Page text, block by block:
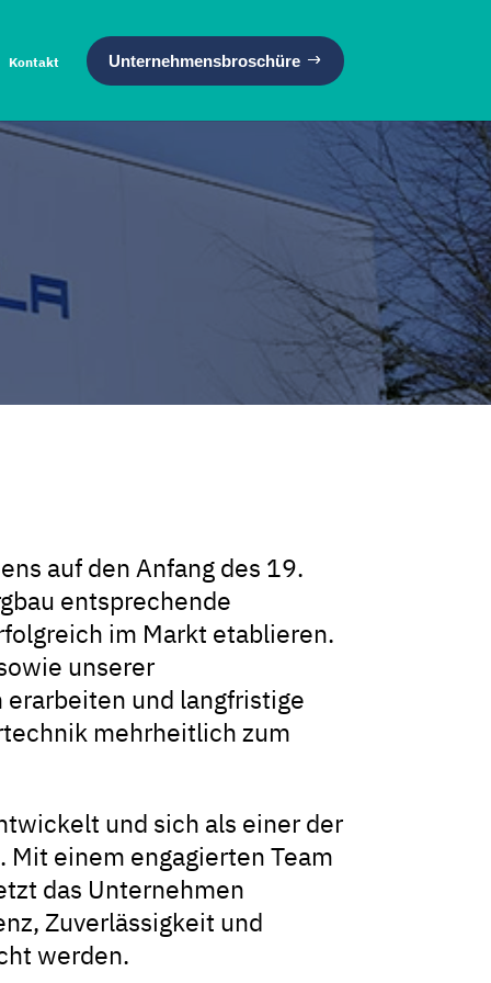
Kontakt Unternehmensbroschüre
auf den Anfang des 19.
entsprechende
im Markt etablieren.
unserer
und langfristige
mehrheitlich zum
und sich als einer der
einem engagierten Team
das Unternehmen
Zuverlässigkeit und
werden.